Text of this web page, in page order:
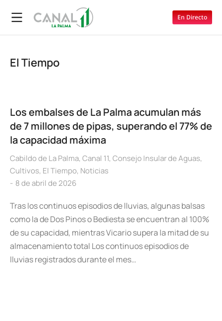
En Directo
El Tiempo
Los embalses de La Palma acumulan más
de 7 millones de pipas, superando el 77% de
la capacidad máxima
Cabildo de La Palma, Canal 11, Consejo Insular de Aguas,
Cultivos, El Tiempo, Noticias
8 de abril de 2026
Tras los continuos episodios de lluvias, algunas balsas
como la de Dos Pinos o Bediesta se encuentran al 100%
de su capacidad, mientras Vicario supera la mitad de su
almacenamiento total Los continuos episodios de
lluvias registrados durante el mes…